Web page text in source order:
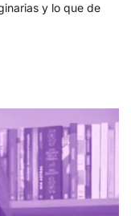
y lo que de